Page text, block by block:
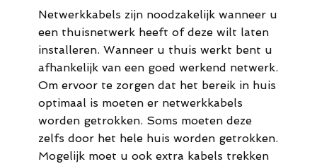
Netwerkkabels zijn noodzakelijk wanneer u
een thuisnetwerk heeft of deze wilt laten
installeren. Wanneer u thuis werkt bent u
afhankelijk van een goed werkend netwerk.
Om ervoor te zorgen dat het bereik in huis
optimaal is moeten er netwerkkabels
worden getrokken. Soms moeten deze
zelfs door het hele huis worden getrokken.
Mogelijk moet u ook extra kabels trekken